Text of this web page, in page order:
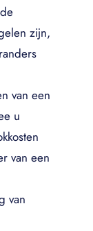
zijn,
van een
u
van een
van